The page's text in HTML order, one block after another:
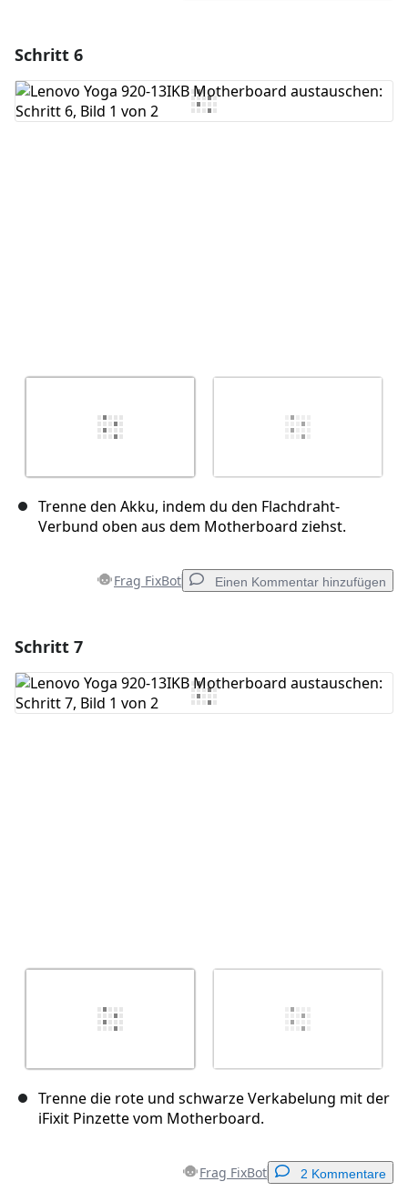
Kommentar hinzufügen
Schritt 6
Trenne den Akku, indem du den Flachdraht-
Verbund oben aus dem Motherboard ziehst.
Frag FixBot Einen Kommentar hinzufügen
Kommentar hinzufügen
Schritt 7
Trenne die rote und schwarze Verkabelung mit der
iFixit Pinzette vom Motherboard.
Frag FixBot 2 Kommentare